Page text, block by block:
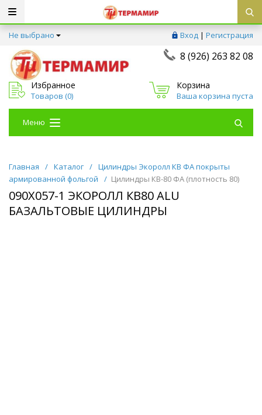
Не выбрано Вход | Регистрация
8 (926) 263 82 08
Избранное
Товаров (0)
Корзина
Ваша корзина пуста
Меню
Главная / Каталог / Цилиндры Экоролл КВ ФА покрыты
армированной фольгой
/ Цилиндры КВ-80 ФА (плотность 80)
090Х057-1 ЭКОРОЛЛ КВ80 ALU
БАЗАЛЬТОВЫЕ ЦИЛИНДРЫ